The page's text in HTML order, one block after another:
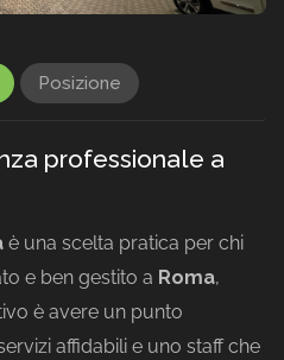
Posizione
professionale a
è una scelta pratica per chi
e ben gestito a Roma,
è avere un punto
affidabili e uno staff che